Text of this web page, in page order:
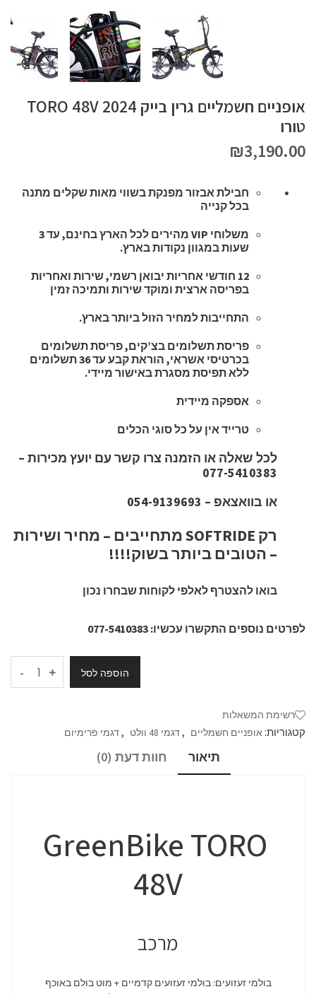
אופניים חשמליים גרין בייק TORO 48V 2024
טורו
₪3,190.00
חבילת אבזור מפנקת בשווי מאות שקלים מתנה
בכל קנייה
משלוחי VIP מהירים לכל הארץ בחינם, עד 3
שעות במגוון נקודות בארץ.
12 חודשי אחריות יבואן רשמי, שירות ואחריות
בפריסה ארצית ומוקד שירות ותמיכה זמין
התחייבות למחיר הזול ביותר בארץ.
פריסת תשלומים בצ’קים, פריסת תשלומים
בכרטיסי אשראי, הוראת קבע עד 36 תשלומים
ללא תפיסת מסגרת באישור מיידי.
אספקה מיידית
טרייד אין על כל סוגי הכלים
לכל שאלה או הזמנה צרו קשר עם יועץ מכירות –
077-5410383
או בוואצאפ – 054-9139693
רק SOFTRIDE מתחייבים – מחיר ושירות
– הטובים ביותר בשוק!!!!
בואו להצטרף לאלפי לקוחות שבחרו נכון
לפרטים נוספים התקשרו עכשיו: 077-5410383
- הוספה לסל
רשימת המשאלות
קטגוריות: אופניים חשמליים ,דגמי 48 וולט ,דגמי פרימיום
תיאור חוות דעת (0)
GreenBike TORO
48V
מרכב
בולמי זעזועים: בולמי זעזועים קדמיים + מוט בולם באוכף